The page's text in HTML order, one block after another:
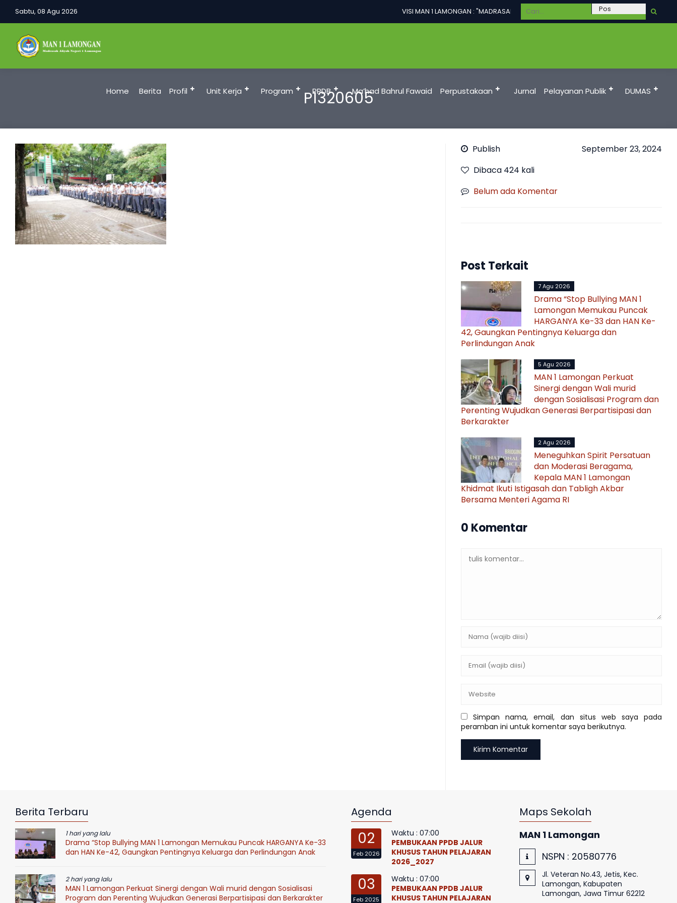
Sabtu, 08 Agu 2026 VISI MAN 1 LAMONGAN : "MADRASAH UNGGUL DALAM PRESTASI, TERAMPIL, BERAKHLAKUL
Home Berita Profil Unit Kerja Program PPDB Ma’had Bahrul Fawaid Perpustakaan Jurnal Pelayanan Publik DUMAS
P1320605
Publish
September 23, 2024
Dibaca 424 kali
Belum ada Komentar
Post Terkait
7 Agu 2026
Drama “Stop Bullying MAN 1
Lamongan Memukau Puncak
HARGANYA Ke-33 dan HAN Ke-
42, Gaungkan Pentingnya Keluarga dan
Perlindungan Anak
5 Agu 2026
MAN 1 Lamongan Perkuat
Sinergi dengan Wali murid
dengan Sosialisasi Program dan
Perenting Wujudkan Generasi Berpartisipasi dan
Berkarakter
2 Agu 2026
Meneguhkan Spirit Persatuan
dan Moderasi Beragama,
Kepala MAN 1 Lamongan
Khidmat Ikuti Istigasah dan Tabligh Akbar
Bersama Menteri Agama RI
0 Komentar
Simpan nama, email, dan situs web saya pada
peramban ini untuk komentar saya berikutnya.
Berita Terbaru
1 hari yang lalu
Drama “Stop Bullying MAN 1 Lamongan Memukau Puncak HARGANYA Ke-33
dan HAN Ke-42, Gaungkan Pentingnya Keluarga dan Perlindungan Anak
2 hari yang lalu
MAN 1 Lamongan Perkuat Sinergi dengan Wali murid dengan Sosialisasi
Program dan Perenting Wujudkan Generasi Berpartisipasi dan Berkarakter
Agenda
02
Feb 2026
Waktu : 07:00
PEMBUKAAN PPDB JALUR
KHUSUS TAHUN PELAJARAN
2026_2027
03
Feb 2025
Waktu : 07:00
PEMBUKAAN PPDB JALUR
KHUSUS TAHUN PELAJARAN
Maps Sekolah
MAN 1 Lamongan
NSPN : 20580776
Jl. Veteran No.43, Jetis, Kec.
Lamongan, Kabupaten
Lamongan, Jawa Timur 62212